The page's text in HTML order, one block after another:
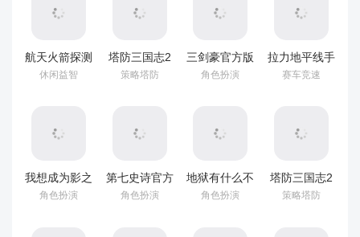
航天火箭探测
模拟器 v6.0
休闲益智
塔防三国志2
国际版
策略塔防
三剑豪官方版
v7.0.0
角色扮演
拉力地平线手
游官方正版
赛车竞速
我想成为影之
强者手游最新
角色扮演
第七史诗官方
版 v1.0.263
角色扮演
地狱有什么不
好体验服
角色扮演
塔防三国志2
小米版
策略塔防